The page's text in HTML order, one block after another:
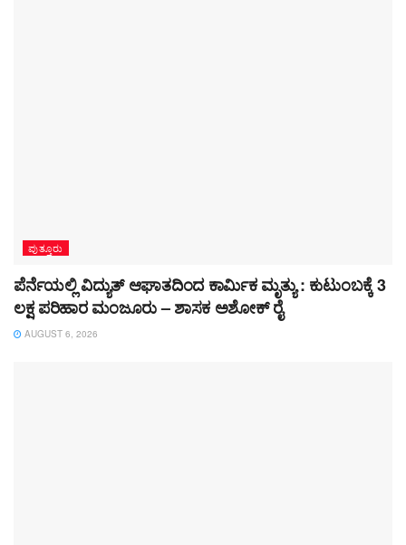
ಪುತ್ತೂರು
ಪೆರ್ನೆಯಲ್ಲಿ ವಿದ್ಯುತ್ ಆಘಾತದಿಂದ ಕಾರ್ಮಿಕ ಮೃತ್ಯು : ಕುಟುಂಬಕ್ಕೆ 3
ಲಕ್ಷ ಪರಿಹಾರ ಮಂಜೂರು – ಶಾಸಕ ಅಶೋಕ್ ರೈ
AUGUST 6, 2026